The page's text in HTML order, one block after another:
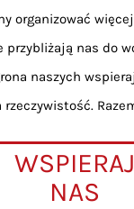
organizować
przybliżają nas do
naszych
rzeczywistość.
WSPIERAJ
NAS